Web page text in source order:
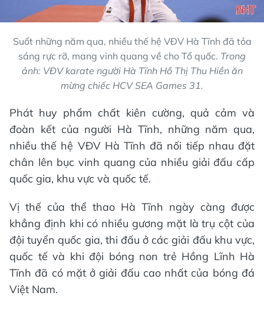
Suốt những năm qua, nhiều thế hệ VĐV Hà Tĩnh đã tỏa
sáng rực rỡ, mang vinh quang về cho Tổ quốc. Trong
ảnh: VĐV karate người Hà Tĩnh Hồ Thị Thu Hiền ăn
mừng chiếc HCV SEA Games 31.
Phát huy phẩm chất kiên cường, quả cảm và
đoàn kết của người Hà Tĩnh, những năm qua,
nhiều thế hệ VĐV Hà Tĩnh đã nối tiếp nhau đặt
chân lên bục vinh quang của nhiều giải đấu cấp
quốc gia, khu vực và quốc tế.
Vị thế của thể thao Hà Tĩnh ngày càng được
khẳng định khi có nhiều gương mặt là trụ cột của
đội tuyển quốc gia, thi đấu ở các giải đấu khu vực,
quốc tế và khi đội bóng non trẻ Hồng Lĩnh Hà
Tĩnh đã có mặt ở giải đấu cao nhất của bóng đá
Việt Nam.